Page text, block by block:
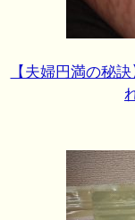
【夫婦円満の秘